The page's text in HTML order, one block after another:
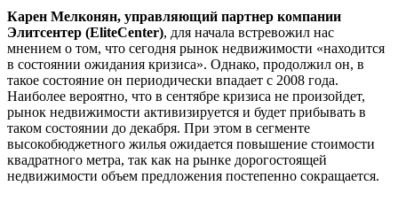
Карен Мелконян, управляющий партнер компании
Элитсентер (EliteCenter), для начала встревожил нас
мнением о том, что сегодня рынок недвижимости «находится
в состоянии ожидания кризиса». Однако, продолжил он, в
такое состояние он периодически впадает с 2008 года.
Наиболее вероятно, что в сентябре кризиса не произойдет,
рынок недвижимости активизируется и будет прибывать в
таком состоянии до декабря. При этом в сегменте
высокобюджетного жилья ожидается повышение стоимости
квадратного метра, так как на рынке дорогостоящей
недвижимости объем предложения постепенно сокращается.